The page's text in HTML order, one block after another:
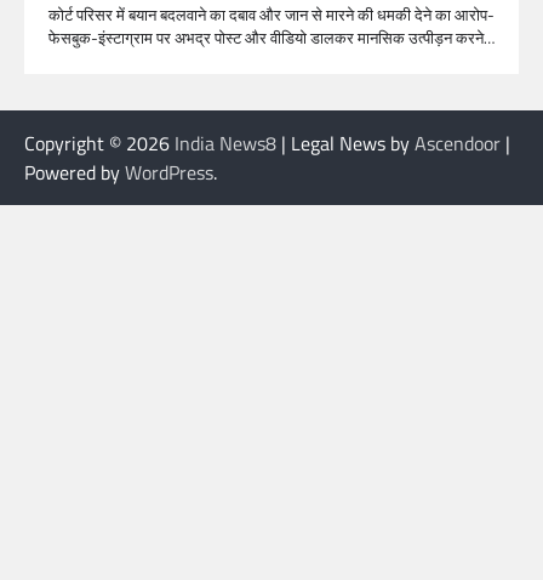
कोर्ट परिसर में बयान बदलवाने का दबाव और जान से मारने की धमकी देने का आरोप-
फेसबुक-इंस्टाग्राम पर अभद्र पोस्ट और वीडियो डालकर मानसिक उत्पीड़न करने…
Copyright © 2026 India News8 | Legal News byAscendoor |
Powered byWordPress.